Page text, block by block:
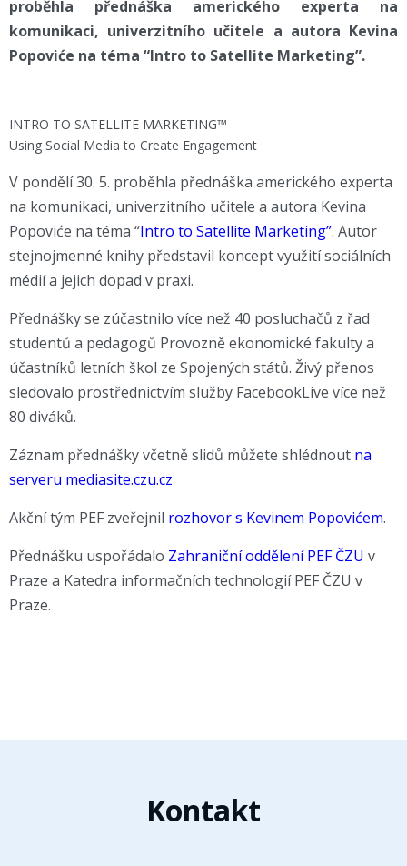
proběhla přednáška amerického experta na
komunikaci, univerzitního učitele a autora Kevina
Popoviće na téma “Intro to Satellite Marketing”.
INTRO TO SATELLITE MARKETING™
Using Social Media to Create Engagement
V pondělí 30. 5. proběhla přednáška amerického experta
na komunikaci, univerzitního učitele a autora Kevina
Popoviće na téma “Intro to Satellite Marketing”. Autor
stejnojmenné knihy představil koncept využití sociálních
médií a jejich dopad v praxi.
Přednášky se zúčastnilo více než 40 posluchačů z řad
studentů a pedagogů Provozně ekonomické fakulty a
účastníků letních škol ze Spojených států. Živý přenos
sledovalo prostřednictvím služby FacebookLive více než
80 diváků.
Záznam přednášky včetně slidů můžete shlédnout na
serveru mediasite.czu.cz
Akční tým PEF zveřejnil rozhovor s Kevinem Popovićem.
Přednášku uspořádalo Zahraniční oddělení PEF ČZU v
Praze a Katedra informačních technologií PEF ČZU v
Praze.
Kontakt